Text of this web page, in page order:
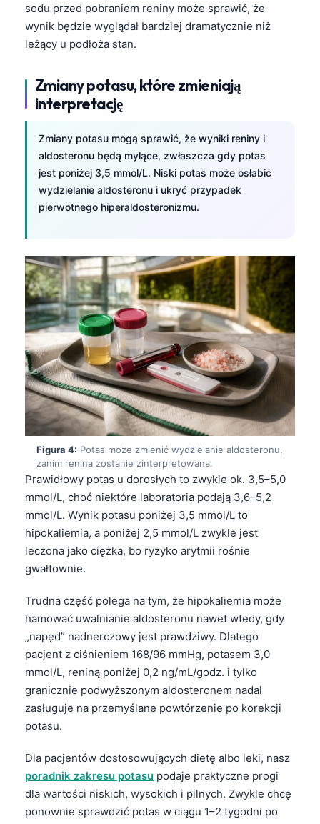
sodu przed pobraniem reniny może sprawić, że
wynik będzie wyglądał bardziej dramatycznie niż
leżący u podłoża stan.
Zmiany potasu, które zmieniają
interpretację
Zmiany potasu mogą sprawić, że wyniki reniny i
aldosteronu będą mylące, zwłaszcza gdy potas
jest poniżej 3,5 mmol/L. Niski potas może osłabić
wydzielanie aldosteronu i ukryć przypadek
pierwotnego hiperaldosteronizmu.
Figura 4: Potas może zmienić wydzielanie aldosteronu,
zanim renina zostanie zinterpretowana.
Prawidłowy potas u dorosłych to zwykle ok. 3,5–5,0
mmol/L, choć niektóre laboratoria podają 3,6–5,2
mmol/L. Wynik potasu poniżej 3,5 mmol/L to
hipokaliemia, a poniżej 2,5 mmol/L zwykle jest
leczona jako ciężka, bo ryzyko arytmii rośnie
gwałtownie.
Trudna część polega na tym, że hipokaliemia może
hamować uwalnianie aldosteronu nawet wtedy, gdy
„napęd” nadnerczowy jest prawdziwy. Dlatego
pacjent z ciśnieniem 168/96 mmHg, potasem 3,0
mmol/L, reniną poniżej 0,2 ng/mL/godz. i tylko
granicznie podwyższonym aldosteronem nadal
zasługuje na przemyślane powtórzenie po korekcji
potasu.
Dla pacjentów dostosowujących dietę albo leki, nasz
poradnik zakresu potasu podaje praktyczne progi
dla wartości niskich, wysokich i pilnych. Zwykle chcę
ponownie sprawdzić potas w ciągu 1–2 tygodni po